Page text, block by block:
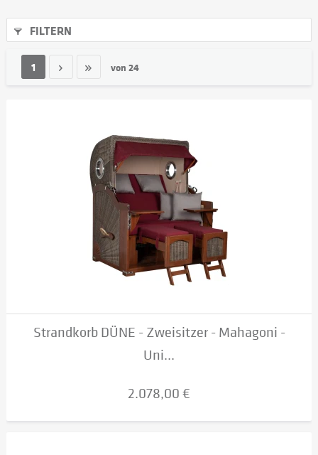
FILTERN
1 von 24
Strandkorb DÜNE - Zweisitzer - Mahagoni -
Uni...
2.078,00 €